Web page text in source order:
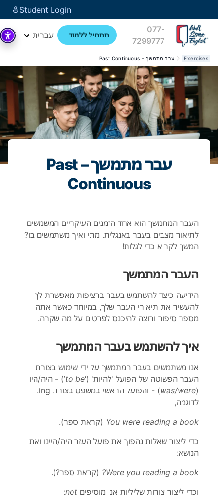
Student Login
077-
7299777
תתחיל ללמוד עברית
Exercises עבר מתמשך – Past Continuous
עבר מתמשך – Past
Continuous
העבר המתמשך הוא אחד הזמנים העיקריים המשמשים
לתיאור מצבים בעבר באנגלית. מתי ואיך משתמשים בו?
המשך לקרוא כדי לגלות!
העבר המתמשך
הידיעה כיצד להשתמש בעבר ברציפות מאפשרת לך
להעשיר את תיאורי העבר שלך, במיוחד כאשר אתה
מספר סיפור ורוצה להיכנס לפרטים על מה שקרה.
איך להשתמש בעבר המתמשך
אנו משתמשים בעבר המתמשך על ידי שימוש בצורת
העבר הפשוטה של הפועל 'להיות' (‘
to be
’
) - היה/היו
(
was/were
) - והפועל הראשי במשפט בצורת ing
.
לדוגמה,
You were reading a book
(קראת ספר).
כדי ליצור שאלות נהפוך את פועל העזר היה/היינו ואת
הנושא:
Were you reading a book
?
(קראת ספר?).
וכדי ליצור צורות שליליות אנו מוסיפים not
: